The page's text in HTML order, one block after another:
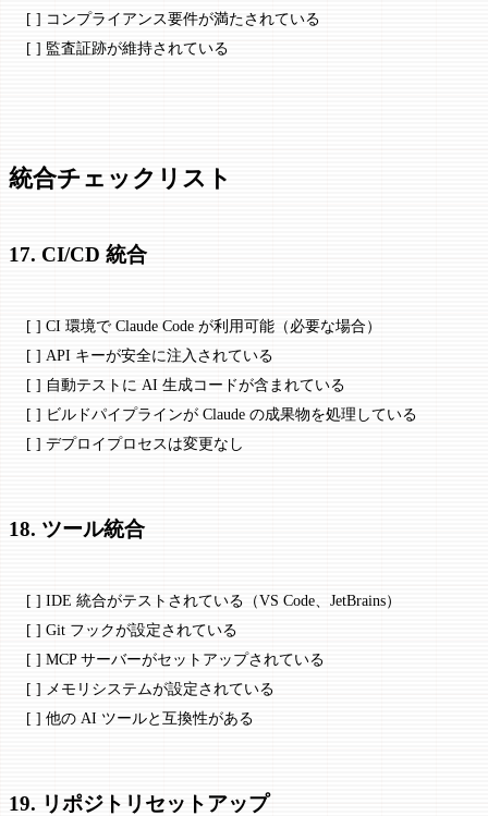
[ ] コンプライアンス要件が満たされている
[ ] 監査証跡が維持されている
統合チェックリスト
17. CI/CD 統合
[ ] CI 環境で Claude Code が利用可能（必要な場合）
[ ] API キーが安全に注入されている
[ ] 自動テストに AI 生成コードが含まれている
[ ] ビルドパイプラインが Claude の成果物を処理している
[ ] デプロイプロセスは変更なし
18. ツール統合
[ ] IDE 統合がテストされている（VS Code、JetBrains）
[ ] Git フックが設定されている
[ ] MCP サーバーがセットアップされている
[ ] メモリシステムが設定されている
[ ] 他の AI ツールと互換性がある
19. リポジトリセットアップ